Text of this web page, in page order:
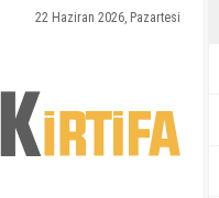
22 Haziran 2026, Pazartesi